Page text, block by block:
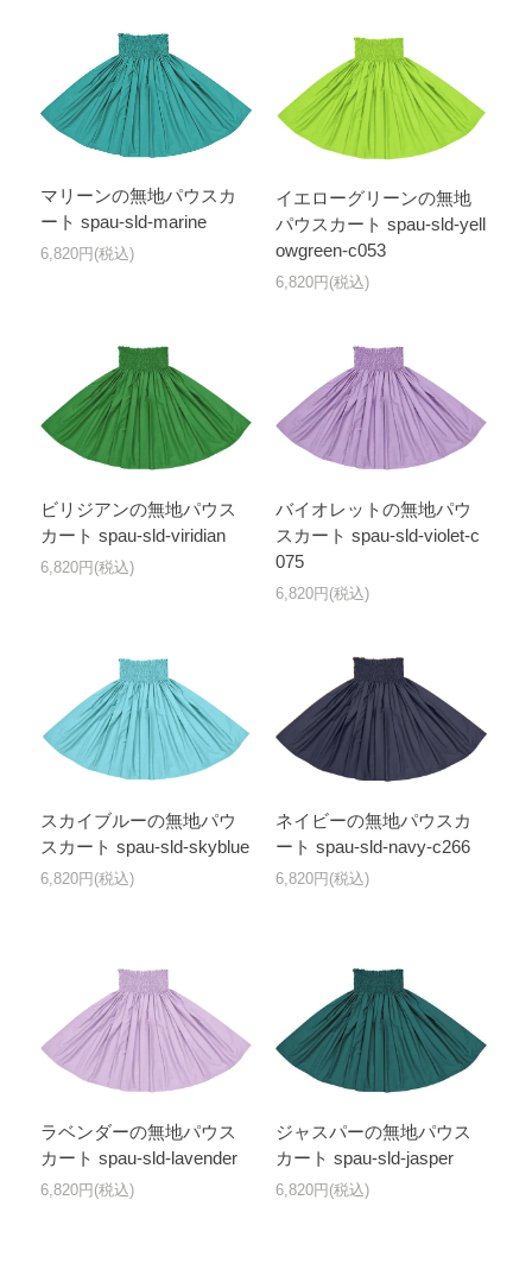
マリーンの無地パウスカ
ート spau-sld-marine
6,820円(税込)
イエローグリーンの無地
パウスカート spau-sld-yell
owgreen-c053
6,820円(税込)
ビリジアンの無地パウス
カート spau-sld-viridian
6,820円(税込)
バイオレットの無地パウ
スカート spau-sld-violet-c
075
6,820円(税込)
スカイブルーの無地パウ
スカート spau-sld-skyblue
6,820円(税込)
ネイビーの無地パウスカ
ート spau-sld-navy-c266
6,820円(税込)
ラベンダーの無地パウス
カート spau-sld-lavender
6,820円(税込)
ジャスパーの無地パウス
カート spau-sld-jasper
6,820円(税込)